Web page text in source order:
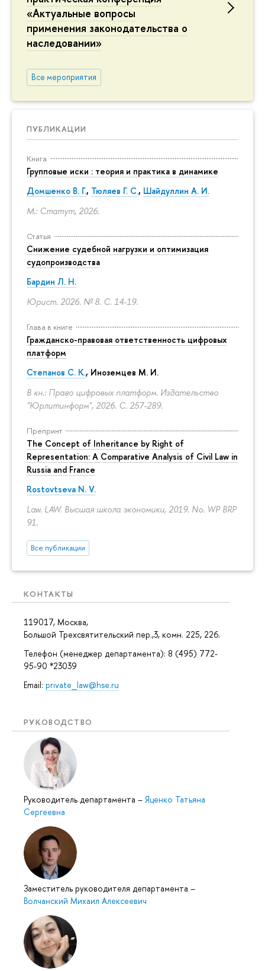
«Актуальные вопросы
применения законодательства о
наследовании»
Все мероприятия
ПУБЛИКАЦИИ
Книга
Групповые иски : теория и практика в динамике
Домшенко В. Г., Тюляев Г. С., Шайдуллин А. И.
М.: Статут, 2026.
Статья
Снижение судебной нагрузки и оптимизация
судопроизводства
Бардин Л. Н.
Юрист. 2026. № 8. С. 14-19.
Глава в книге
Гражданско-правовая ответственность цифровых
платформ
Степанов С. К., Иноземцев М. И.
В кн.: Право цифровых платформ. Издательство
"Юрлитинформ", 2026. С. 257-289.
Препринт
The Concept of Inheritance by Right of
Representation: A Comparative Analysis of Civil Law in
Russia and France
Rostovtseva N. V.
Law. LAW. Высшая школа экономики, 2019. No. WP BRP
91.
Все публикации
КОНТАКТЫ
119017, Москва,
Большой Трехсвятительский пер.,3, комн. 225, 226.
Телефон (менеджер департамента): 8 (495) 772-
95-90 *23039
Email: private_law@hse.ru
РУКОВОДСТВО
Руководитель департамента – Яценко Татьяна
Сергеевна
Заместитель руководителя департамента –
Волчанский Михаил Алексеевич